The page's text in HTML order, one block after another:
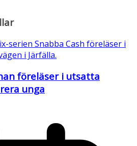
föreläser i utsatta
unga